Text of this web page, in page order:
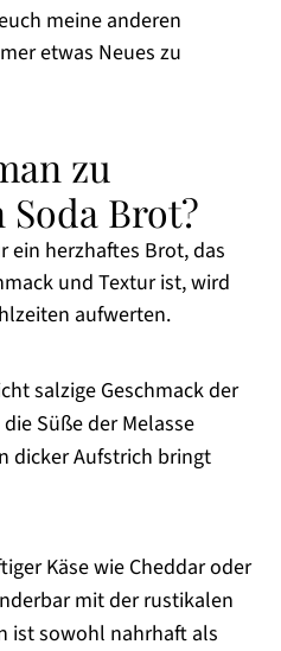
meine anderen
etwas Neues zu
zu
Soda Brot?
ein herzhaftes Brot, das
und Textur ist, wird
aufwerten.
salzige Geschmack der
Süße der Melasse
dicker Aufstrich bringt
Käse wie Cheddar oder
mit der rustikalen
ist sowohl nahrhaft als